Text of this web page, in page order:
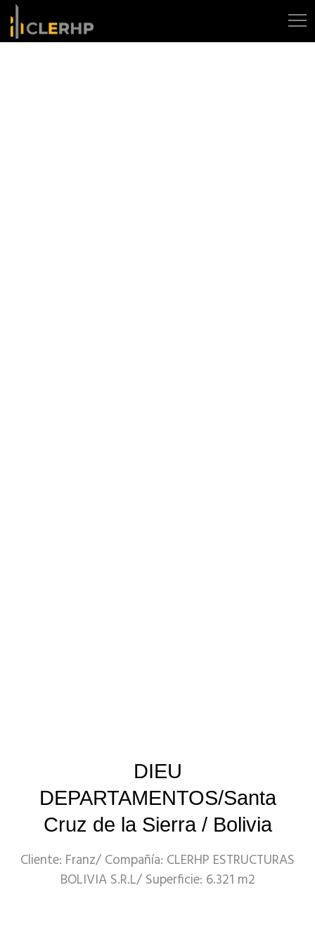
DIEU
DEPARTAMENTOS/Santa
Cruz de la Sierra / Bolivia
Cliente: Franz/ Compañía: CLERHP ESTRUCTURAS
BOLIVIA S.R.L/ Superficie: 6.321 m2